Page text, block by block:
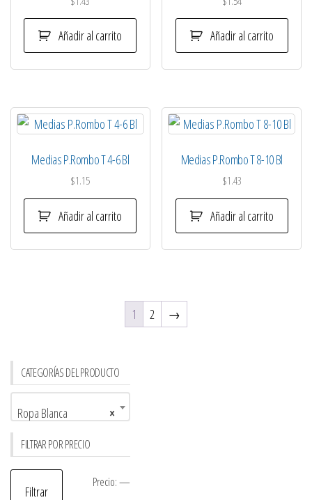
Añadir al carrito Añadir al carrito
Medias P.Rombo T 4-6 Bl
$1.15
Añadir al carrito
Medias P.Rombo T 8-10 Bl
$1.43
Añadir al carrito
1 2 →
CATEGORÍAS DEL PRODUCTO
×
Ropa Blanca
FILTRAR POR PRECIO
Precio
Precio
Filtrar
Precio:—